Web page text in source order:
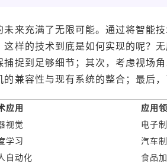
未来充满了无限可能。通过将智能
这样的技术到底是如何实现的呢？
捕捉到足够细节；其次，考虑视场
的兼容性与现有系统的整合；最后
应用
应用
视觉
电子
学习
汽车
自动化
食品